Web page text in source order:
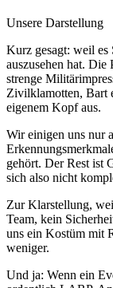
Unsere Darstellung
Kurz gesagt: weil es
auszusehen hat.
strenge
Zivilklamotten, Bart
eigenem Kopf aus.
Wir einigen uns nur
gehört. Der Rest ist
sich also nicht
Zur Klarstellung,
Team, kein
uns ein Kostüm mit
weniger.
Und ja: Wenn ein